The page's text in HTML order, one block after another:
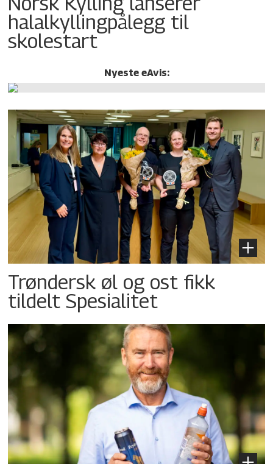
halalkylling­pålegg til
skolestart
Nyeste eAvis:
Trøndersk øl og ost fikk
tildelt Spesialitet